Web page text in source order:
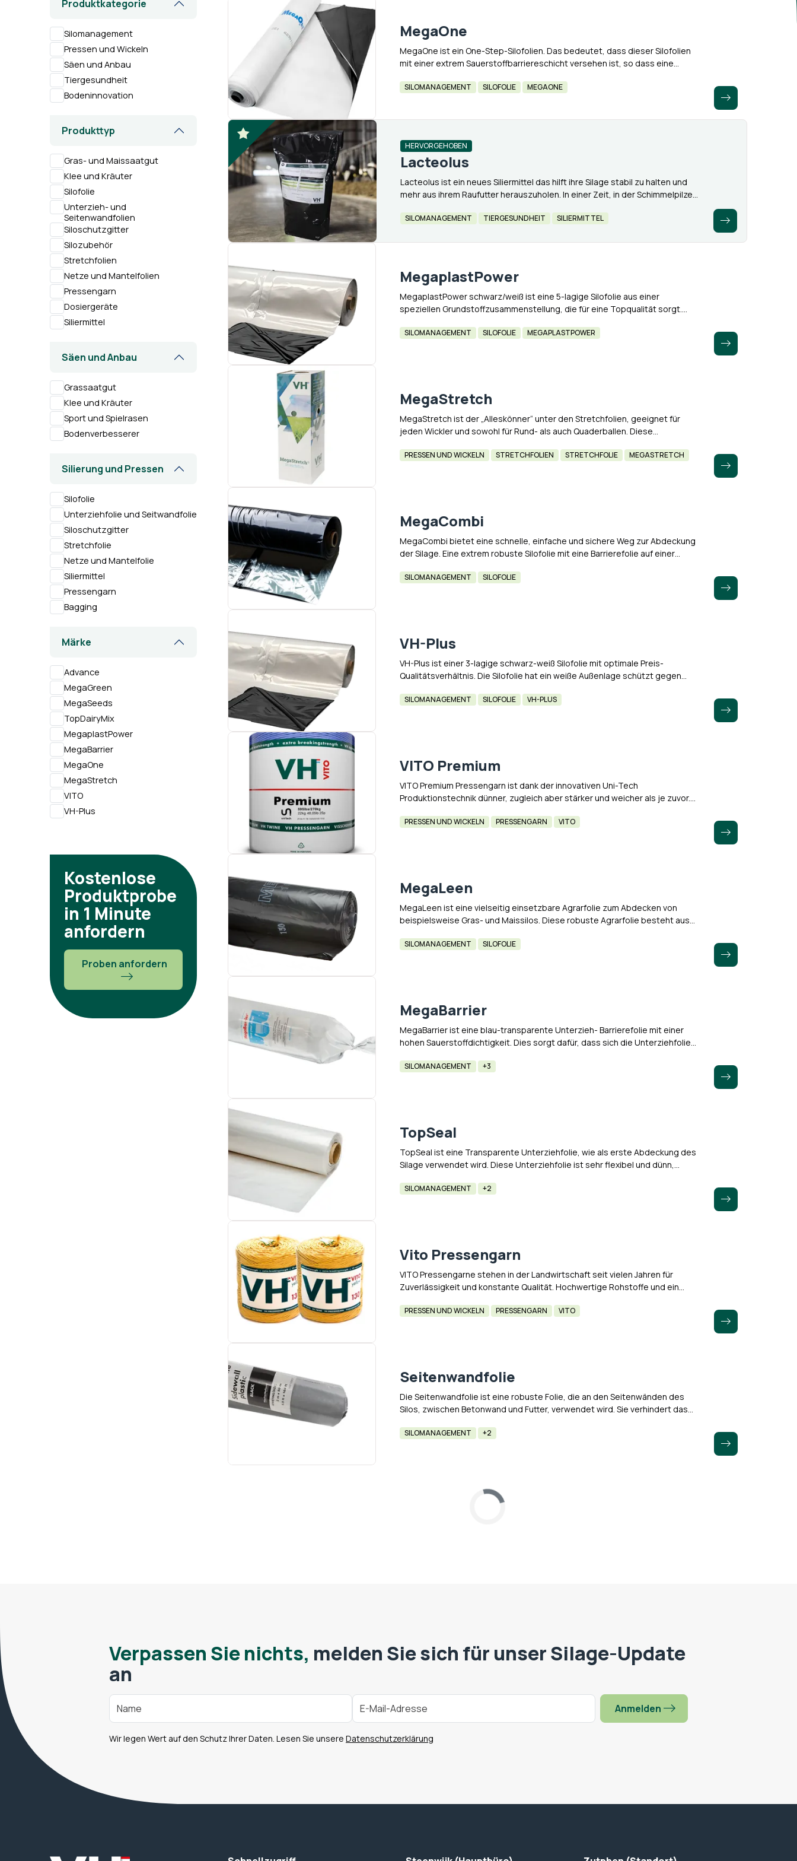
Produktkategorie
Silomanagement
Pressen und Wickeln
Säen und Anbau
Tiergesundheit
Bodeninnovation
Produkttyp
Gras- und Maissaatgut
Klee und Kräuter
Silofolie
Unterzieh- und
Seitenwandfolien
Siloschutzgitter
Silozubehör
Stretchfolien
Netze und Mantelfolien
Pressengarn
Dosiergeräte
Siliermittel
Säen und Anbau
Grassaatgut
Klee und Kräuter
Sport und Spielrasen
Bodenverbesserer
Silierung und Pressen
Silofolie
Unterziehfolie und Seitwandfolie
Siloschutzgitter
Stretchfolie
Netze und Mantelfolie
Siliermittel
Pressengarn
Bagging
Märke
Advance
MegaGreen
MegaSeeds
TopDairyMix
MegaplastPower
MegaBarrier
MegaOne
MegaStretch
VITO
VH-Plus
Kostenlose
Produktprobe
in 1 Minute
anfordern
Proben anfordern
MegaOne
MegaOne ist ein One-Step-Silofolien. Das bedeutet, dass dieser Silofolien
mit einer extrem Sauerstoffbarriereschicht versehen ist, so dass eine
SILOMANAGEMENT SILOFOLIE MEGAONE
HERVORGEHOBEN
Lacteolus
Lacteolus ist ein neues Siliermittel das hilft ihre Silage stabil zu halten und
mehr aus ihrem Raufutter herauszuholen. In einer Zeit, in der Schimmelpilze
SILOMANAGEMENT TIERGESUNDHEIT SILIERMITTEL
MegaplastPower
MegaplastPower schwarz/weiß ist eine 5-lagige Silofolie aus einer
speziellen Grundstoffzusammenstellung, die für eine Topqualität sorgt.
SILOMANAGEMENT SILOFOLIE MEGAPLASTPOWER
MegaStretch
MegaStretch ist der „Alleskönner“ unter den Stretchfolien, geeignet für
jeden Wickler und sowohl für Rund- als auch Quaderballen. Diese
PRESSEN UND WICKELN STRETCHFOLIEN STRETCHFOLIE MEGASTRETCH
MegaCombi
MegaCombi bietet eine schnelle, einfache und sichere Weg zur Abdeckung
der Silage. Eine extrem robuste Silofolie mit eine Barrierefolie auf einer
SILOMANAGEMENT SILOFOLIE
VH-Plus
VH-Plus ist einer 3-lagige schwarz-weiß Silofolie mit optimale Preis-
Qualitätsverhältnis. Die Silofolie hat ein weiße Außenlage schützt gegen
SILOMANAGEMENT SILOFOLIE VH-PLUS
VITO Premium
VITO Premium Pressengarn ist dank der innovativen Uni-Tech
Produktionstechnik dünner, zugleich aber stärker und weicher als je zuvor.
PRESSEN UND WICKELN PRESSENGARN VITO
MegaLeen
MegaLeen ist eine vielseitig einsetzbare Agrarfolie zum Abdecken von
beispielsweise Gras- und Maissilos. Diese robuste Agrarfolie besteht aus
SILOMANAGEMENT SILOFOLIE
MegaBarrier
MegaBarrier ist eine blau-transparente Unterzieh- Barrierefolie mit einer
hohen Sauerstoffdichtigkeit. Dies sorgt dafür, dass sich die Unterziehfolie
SILOMANAGEMENT +3
TopSeal
TopSeal ist eine Transparente Unterziehfolie, wie als erste Abdeckung des
Silage verwendet wird. Diese Unterziehfolie ist sehr flexibel und dünn,
SILOMANAGEMENT +2
Vito Pressengarn
VITO Pressengarne stehen in der Landwirtschaft seit vielen Jahren für
Zuverlässigkeit und konstante Qualität. Hochwertige Rohstoffe und ein
PRESSEN UND WICKELN PRESSENGARN VITO
Seitenwandfolie
Die Seitenwandfolie ist eine robuste Folie, die an den Seitenwänden des
Silos, zwischen Betonwand und Futter, verwendet wird. Sie verhindert das
SILOMANAGEMENT +2
Verpassen Sie nichts, melden Sie sich für unser Silage-Update
an
Anmelden
Wir legen Wert auf den Schutz Ihrer Daten. Lesen Sie unsere Datenschutzerklärung